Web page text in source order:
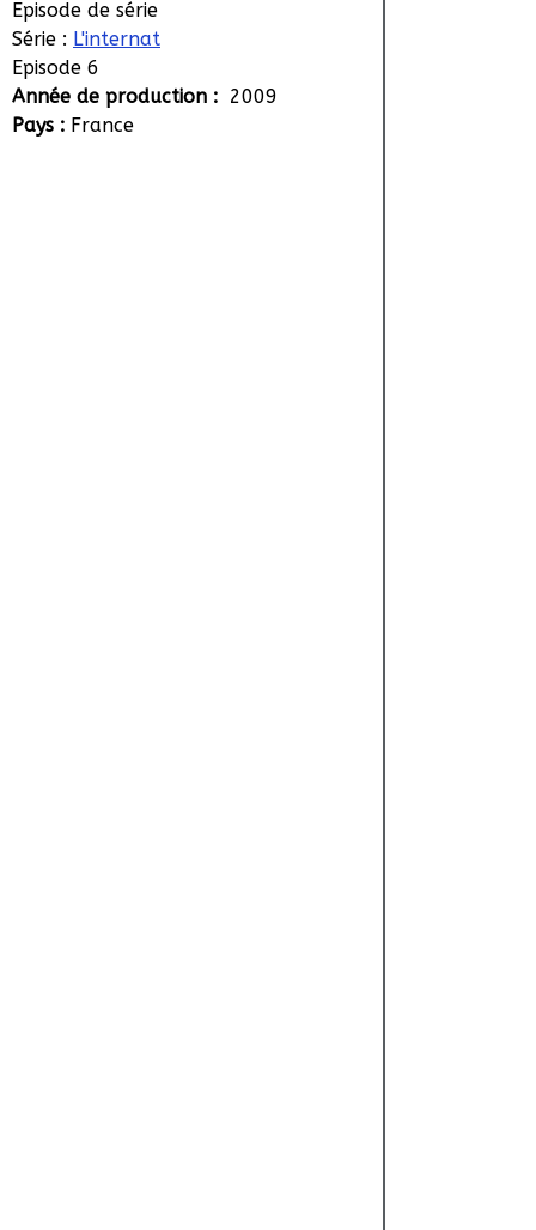
Episode de série
Série : L'internat
Episode 6
Année de production : 2009
Pays : France